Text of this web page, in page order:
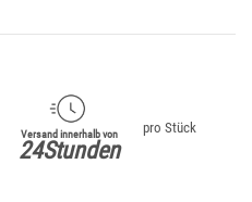
Versand innerhalb von
24Stunden
pro Stück